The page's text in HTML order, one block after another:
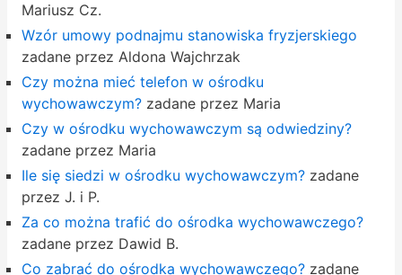
Mariusz Cz.
Wzór umowy podnajmu stanowiska fryzjerskiego
zadane przez Aldona Wajchrzak
Czy można mieć telefon w ośrodku
wychowawczym?zadane przez Maria
Czy w ośrodku wychowawczym są odwiedziny?
zadane przez Maria
Ile się siedzi w ośrodku wychowawczym?zadane
przez J. i P.
Za co można trafić do ośrodka wychowawczego?
zadane przez Dawid B.
Co zabrać do ośrodka wychowawczego?zadane